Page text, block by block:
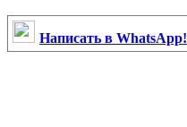
Написать в WhatsApp!